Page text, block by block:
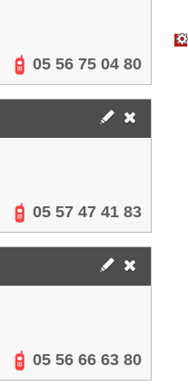
05 56 75 04 80
05 57 47 41 83
05 56 66 63 80